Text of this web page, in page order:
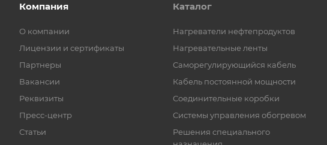
Компания
О компании
Лицензии и сертификаты
Партнеры
Вакансии
Реквизиты
Пресс-центр
Статьи
Каталог
Нагреватели нефтепродуктов
Нагревательные ленты
Саморегулирующийся кабель
Кабель постоянной мощности
Соединительные коробки
Системы управления обогревом
Решения специального